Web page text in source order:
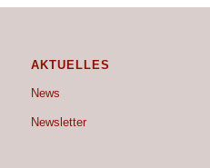
AKTUELLES
News
Newsletter